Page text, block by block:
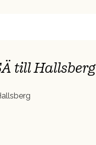
till Hallsberg